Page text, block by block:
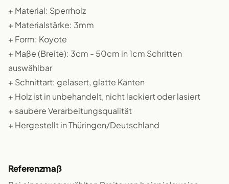
+ Material: Sperrholz
+ Materialstärke: 3mm
+ Form: Koyote
+ Maße (Breite): 3cm - 50cm in 1cm Schritten
auswählbar
+ Schnittart: gelasert, glatte Kanten
+ Holz ist in unbehandelt, nicht lackiert oder lasiert
+ saubere Verarbeitungsqualität
+ Hergestellt in Thüringen/Deutschland
Referenzmaß